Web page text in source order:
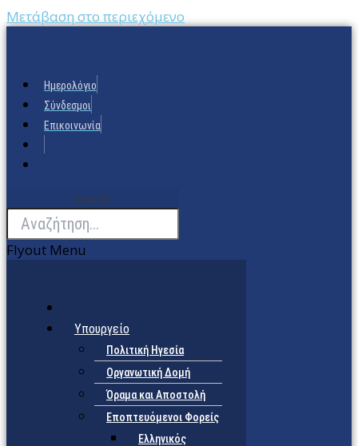
Μετάβαση στο περιεχόμενο
Ημερολόγιο
Σύνδεσμοι
Επικοινωνία
Search
Flyout Menu
Υπουργείο
Πολιτική Ηγεσία
Οργανωτική Δομή
Όραμα και Αποστολή
Εποπτευόμενοι Φορείς
Eλληνικός